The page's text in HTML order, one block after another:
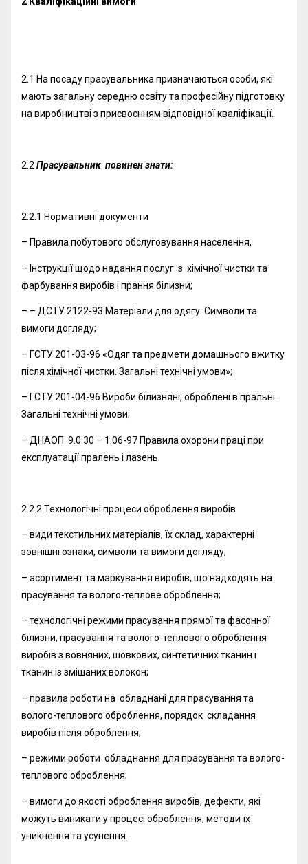
2.1 На посаду прасувальника призначаються особи, які
мають загальну середню освіту та професійну підготовку
на виробництві з присвоєнням відповідної кваліфікації.
2.2 Прасувальник повинен знати:
2.2.1 Нормативні документи
– Правила побутового обслуговування населення,
– Інструкції щодо надання послуг з хімічної чистки та
фарбування виробів і прання білизни;
– – ДСТУ 2122-93 Матеріали для одягу. Символи та
вимоги догляду;
– ГСТУ 201-03-96 «Одяг та предмети домашнього вжитку
після хімічної чистки. Загальні технічні умови»;
– ГСТУ 201-04-96 Вироби білизняні, оброблені в пральні.
Загальні технічні умови;
– ДНАОП 9.0.30 – 1.06-97 Правила охорони праці при
експлуатації пралень і лазень.
2.2.2 Технологічні процеси оброблення виробів
– види текстильних матеріалів, їх склад, характерні
зовнішні ознаки, символи та вимоги догляду;
– асортимент та маркування виробів, що надходять на
прасування та волого-теплове оброблення;
– технологічні режими прасування прямої та фасонної
білизни, прасування та волого-теплового оброблення
виробів з вовняних, шовкових, синтетичних тканин і
тканин із змішаних волокон;
– правила роботи на обладнані для прасування та
волого-теплового оброблення, порядок складання
виробів після оброблення;
– режими роботи обладнання для прасування та волого-
теплового оброблення;
– вимоги до якості оброблення виробів, дефекти, які
можуть виникати у процесі оброблення, методи їх
уникнення та усунення.